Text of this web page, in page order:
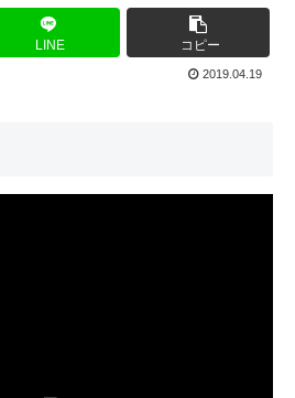
LINE コピー
2019.04.19